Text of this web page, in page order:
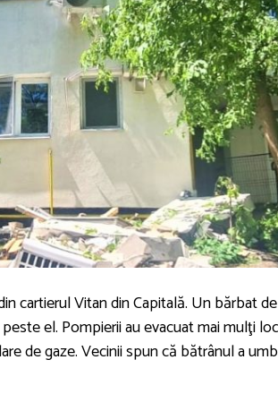
cartierul Vitan din Capitală. Un bărbat
el. Pompierii au evacuat mai mulţi
de gaze. Vecinii spun că bătrânul a